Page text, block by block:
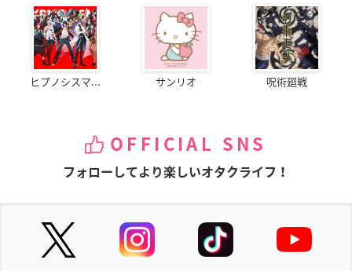
ヒプノシスマ... サンリオ 呪術廻戦
OFFICIAL SNS
フォローしてより楽しいオタクライフ！